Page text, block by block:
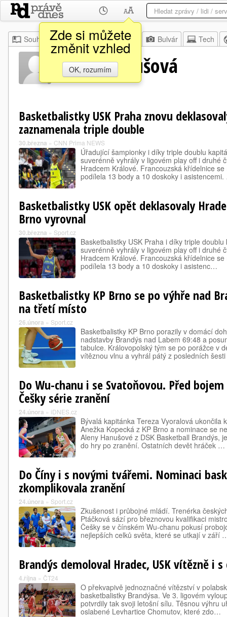
Zde si můžete
změnit vzhled
OK, rozumím
Souhrn Moje Z domova Bulvár Tech
Alena Hanušová
Basketbalistky USK Praha znovu
zaznamenala triple double
30.března » CNN Prima NEWS
Úřadující šampionky i díky triple doublu
suverénně vyhrály v ligovém play off i druhé
Hradcem Králové. Francouzská křídelnice
podílela 13 body a 10 doskoky i
Basketbalistky USK opět deklasovaly
Brno vyrovnal
30.března » Sport.cz
Basketbalistky USK Praha i díky triple
suverénně vyhrály v ligovém play off i druhé
Hradcem Králové. Francouzská křídelnice
podílela 13 body a 10 doskoky i asistenc…
Basketbalistky KP Brno se po výhře nad
na třetí místo
26.února » Sport.cz
Basketbalistky KP Brno porazily v domácí
nadstavby Brandýs nad Labem 69:48 a
tabulce. Královopolský tým se po porážce v
vítěznou vlnu a vyhrál pátý z posledních
Do Wu-chanu i se Svatoňovou. Před
Češky série zranění
24.února » iDNES.cz
Bývalá kapitánka Tereza Vyoralová ukončila
Anežka Kopecká z KP Brno a nominace se
Aleny Hanušové z DSK Basketball Brandýs,
do hry po zranění. Ostatních devět hráček …
Do Číny i s novými tvářemi. Nominaci
zkomplikovala zranění
24.února » Sport.cz
Zkušenost i průbojné mládí. Trenérka
Ptáčková sází pro březnovou kvalifikaci
Češky se v čínském Wu-chanu pokusí
nejlepších celků světa, které se utkají v září
Brandýs demoloval Hradec, USK vítězně i
4.října » ČT24
O překvapivě jednoznačné vítězství v
basketbalistky Brandýsa. Ve 3. ligovém
potvrdily tak svoji letošní sílu. Těsnou výhru
oslabené Levhartice Chomutov, které zdo…